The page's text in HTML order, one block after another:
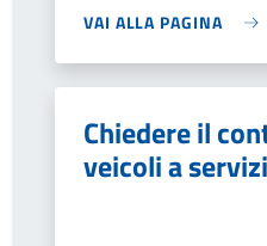
VAI ALLA PAGINA
Chiedere il
veicoli a